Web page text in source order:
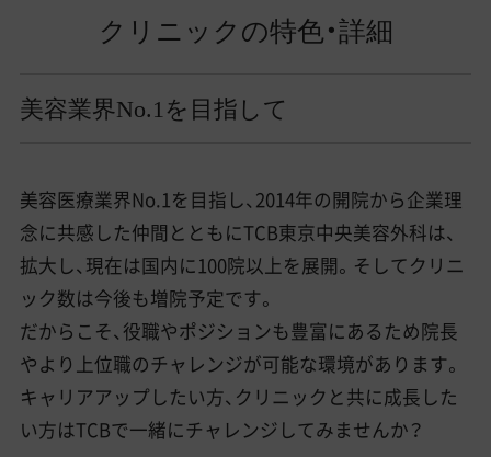
クリニックの特色・詳細
美容業界No.1を目指して
美容医療業界No.1を目指し、2014年の開院から企業理
念に共感した仲間とともにTCB東京中央美容外科は、
拡大し、現在は国内に100院以上を展開。そしてクリニ
ック数は今後も増院予定です。
だからこそ、役職やポジションも豊富にあるため院長
やより上位職のチャレンジが可能な環境があります。
キャリアアップしたい方、クリニックと共に成長した
い方はTCBで一緒にチャレンジしてみませんか？